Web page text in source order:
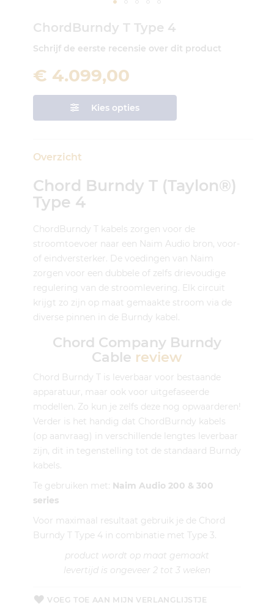
ChordBurndy T Type 4
Schrijf de eerste recensie over dit product
€ 4.099,00
Kies opties
Overzicht
Chord Burndy T (Taylon®)
Type 4
ChordBurndy T kabels zorgen voor de
stroomtoevoer naar een Naim Audio bron, voor-
of eindversterker. De voedingen van Naim
zorgen voor een dubbele of zelfs drievoudige
regulering van de stroomlevering. Elk circuit
krijgt zo zijn op maat gemaakte stroom via de
diverse pinnen in de Burndy kabel.
Chord Company Burndy
Cable review
Chord Burndy T is leverbaar voor bestaande
apparatuur, maar ook voor uitgefaseerde
modellen. Zo kun je zelfs deze nog opwaarderen!
Verder is het handig dat ChordBurndy kabels
(op aanvraag) in verschillende lengtes leverbaar
zijn, dit in tegenstelling tot de standaard Burndy
kabels.
Te gebruiken met: Naim Audio 200 & 300
series
Voor maximaal resultaat gebruik je de Chord
Burndy T Type 4 in combinatie met Type 3.
product wordt op maat gemaakt
levertijd is ongeveer 2 tot 3 weken
VOEG TOE AAN MIJN VERLANGLIJSTJE
naar
begin
de